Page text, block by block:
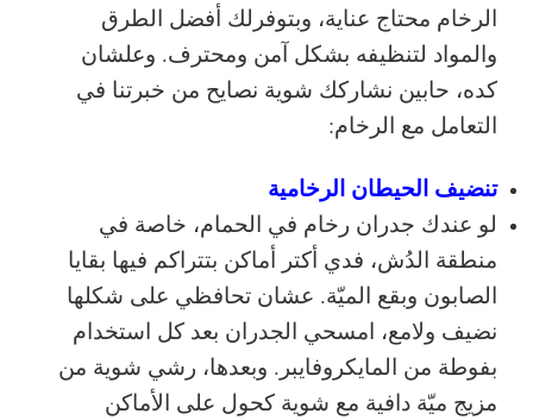
الرخام محتاج عناية، وبتوفرلك أفضل الطرق
والمواد لتنظيفه بشكل آمن ومحترف. وعلشان
كده، حابين نشاركك شوية نصايح من خبرتنا في
التعامل مع الرخام:
تنضيف الحيطان الرخامية
لو عندك جدران رخام في الحمام، خاصة في
منطقة الدُش، فدي أكتر أماكن بتتراكم فيها بقايا
الصابون وبقع الميّة. عشان تحافظي على شكلها
نضيف ولامع، امسحي الجدران بعد كل استخدام
بفوطة من المايكروفايبر. وبعدها، رشي شوية من
مزيج ميّة دافية مع شوية كحول على الأماكن